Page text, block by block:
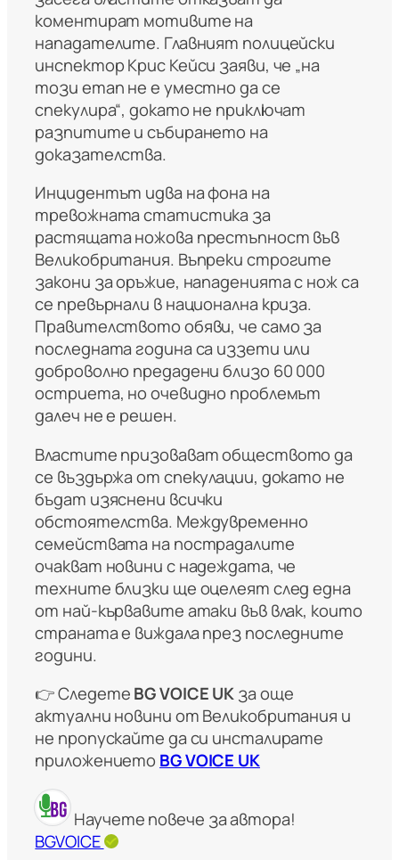
коментират мотивите на
нападателите. Главният полицейски
инспектор Крис Кейси заяви, че „на
този етап не е уместно да се
спекулира“, докато не приключат
разпитите и събирането на
доказателства.
Инцидентът идва на фона на
тревожната статистика за
растящата ножова престъпност във
Великобритания. Въпреки строгите
закони за оръжие, нападенията с нож са
се превърнали в национална криза.
Правителството обяви, че само за
последната година са иззети или
доброволно предадени близо 60 000
остриета, но очевидно проблемът
далеч не е решен.
Властите призовават обществото да
се въздържа от спекулации, докато не
бъдат изяснени всички
обстоятелства. Междувременно
семействата на пострадалите
очакват новини с надеждата, че
техните близки ще оцелеят след една
от най-кървавите атаки във влак, които
страната е виждала през последните
години.
👉 СледетеBG VOICE UKза още
актуални новини от Великобритания и
не пропускайте да си инсталирате
приложението BG VOICE UK
Научете повече за автора!
BGVOICE